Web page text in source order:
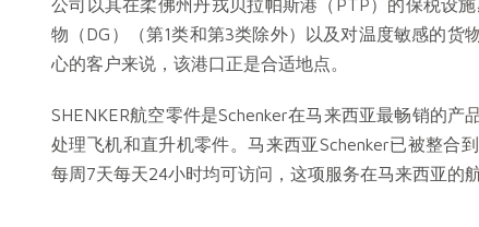
公司以其在柔佛州丹戎贝拉帕斯港（PTP）的保税设
物（DG）（第1类和第3类除外）以及对温度敏感的货
心的客户来说，该港口正是合适地点。
SHENKER航空零件是Schenker在马来西亚最畅销的
处理飞机和直升机零件。马来西亚Schenker已被整合
每周7天每天24小时均可访问，这项服务在马来西亚的